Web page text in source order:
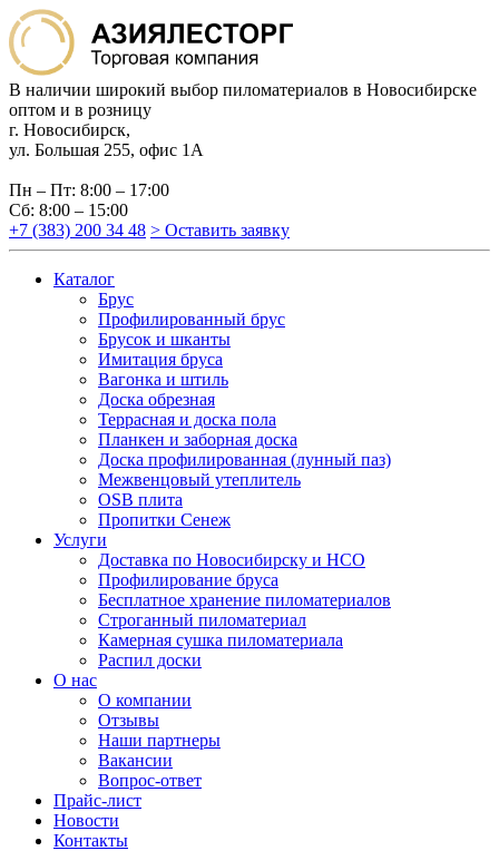
В наличии широкий выбор пиломатериалов в Новосибирске
оптом и в розницу
г. Новосибирск,
ул. Большая 255, офис 1А
Пн – Пт: 8:00 – 17:00
Сб: 8:00 – 15:00
+7 (383) 200 34 48 > Оставить заявку
Каталог
Брус
Профилированный брус
Брусок и шканты
Имитация бруса
Вагонка и штиль
Доска обрезная
Террасная и доска пола
Планкен и заборная доска
Доска профилированная (лунный паз)
Межвенцовый утеплитель
OSB плита
Пропитки Сенеж
Услуги
Доставка по Новосибирску и НСО
Профилирование бруса
Бесплатное хранение пиломатериалов
Строганный пиломатериал
Камерная сушка пиломатериала
Распил доски
О нас
О компании
Отзывы
Наши партнеры
Вакансии
Вопрос-ответ
Прайс-лист
Новости
Контакты